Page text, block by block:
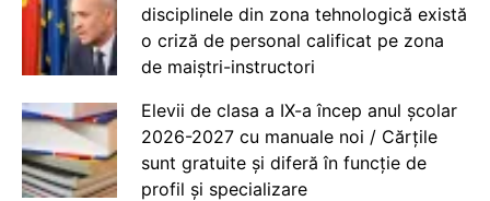
disciplinele din zona tehnologică există
o criză de personal calificat pe zona
de maiștri-instructori
Elevii de clasa a IX-a încep anul școlar
2026-2027 cu manuale noi / Cărțile
sunt gratuite și diferă în funcție de
profil și specializare